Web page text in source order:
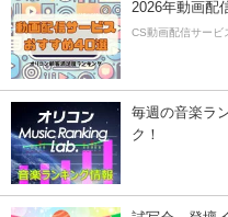
2026年動画配
CS動画配信サービ
毎週の音楽ラ
ク！